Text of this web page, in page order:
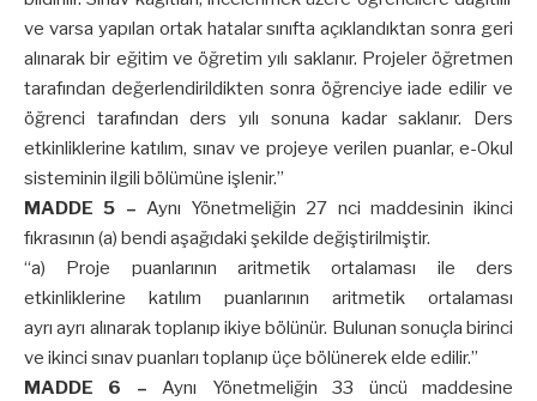
ve varsa yapılan ortak hatalar sınıfta açıklandıktan sonra geri
alınarak bir eğitim ve öğretim yılı saklanır. Projeler öğretmen
tarafından değerlendirildikten sonra öğrenciye iade edilir ve
öğrenci tarafından ders yılı sonuna kadar saklanır. Ders
etkinliklerine katılım, sınav ve projeye verilen puanlar, e-Okul
sisteminin ilgili bölümüne işlenir.”
MADDE 5 – Aynı Yönetmeliğin 27 nci maddesinin ikinci
fıkrasının (a) bendi aşağıdaki şekilde değiştirilmiştir.
“a) Proje puanlarının aritmetik ortalaması ile ders
etkinliklerine katılım puanlarının aritmetik ortalaması
ayrı ayrı alınarak toplanıp ikiye bölünür. Bulunan sonuçla birinci
ve ikinci sınav puanları toplanıp üçe bölünerek elde edilir.”
MADDE 6 – Aynı Yönetmeliğin 33 üncü maddesine